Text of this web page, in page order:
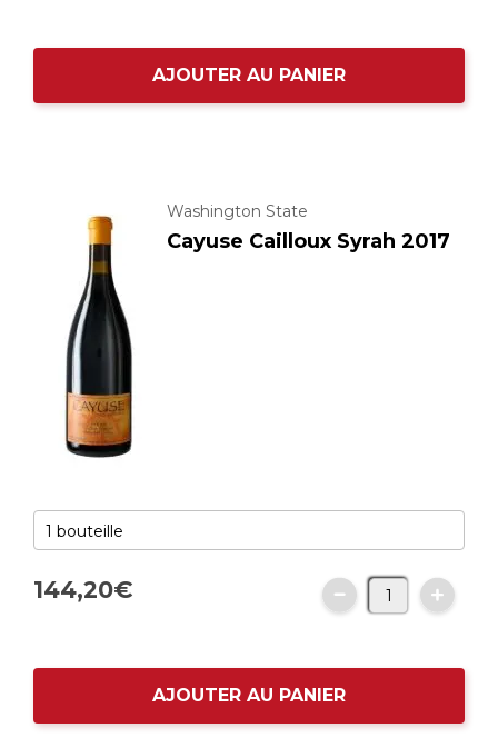
AJOUTER AU PANIER
Washington State
Cayuse Cailloux Syrah 2017
144,20€
AJOUTER AU PANIER